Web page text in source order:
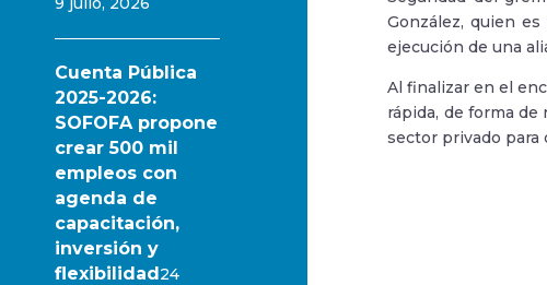
Cuenta Pública
2025-2026:
SOFOFA propone
crear 500 mil
empleos con
agenda de
capacitación,
inversión y
flexibilidad24
González, quien
ejecución de una
Al finalizar en el
rápida, de forma
sector privado para